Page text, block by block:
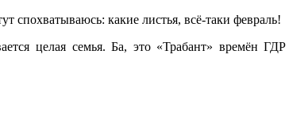
спохватываюсь: какие листья, всё-таки февраль!
целая семья. Ба, это «Трабант» времён